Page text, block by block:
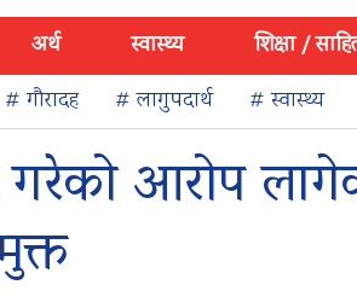
अर्थ स्वास्थ्य शिक्षा /
# गौरादह # लागुपदार्थ # स्वास्थ्य
गरेको आरोप